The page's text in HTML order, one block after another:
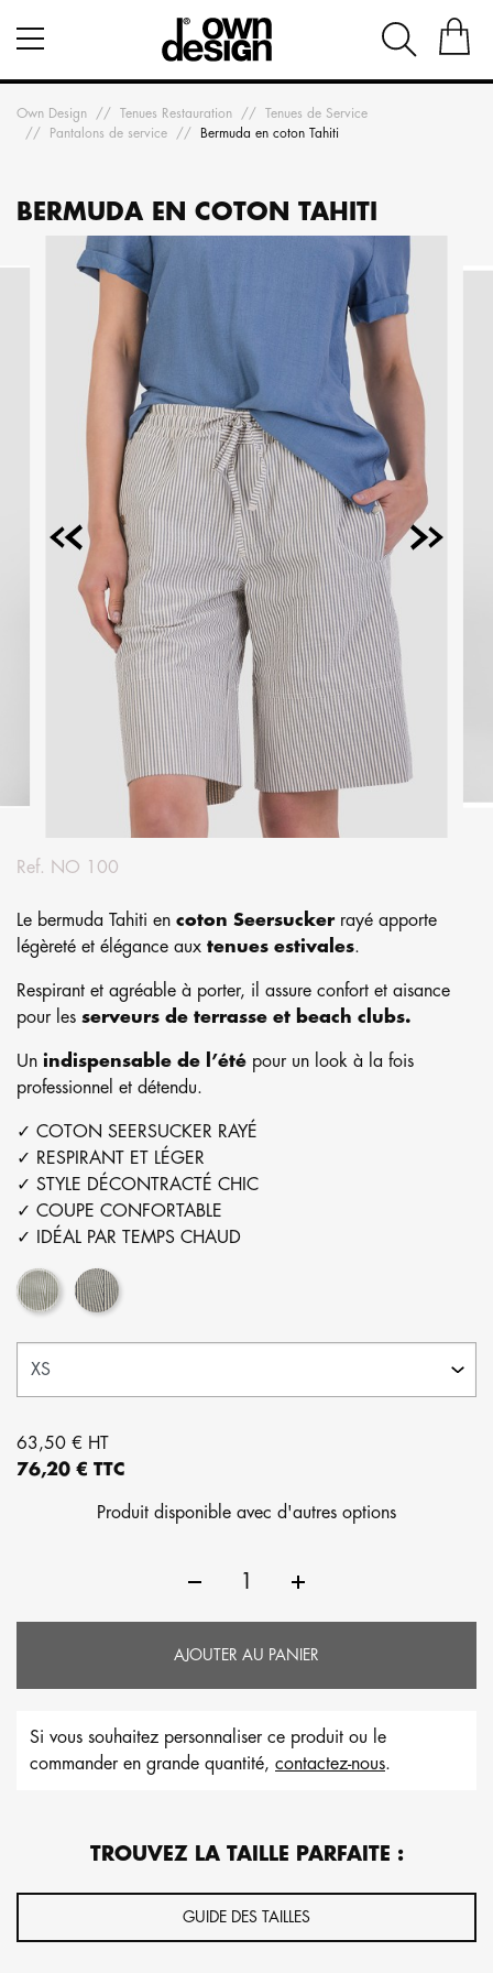
Own Design Tenues Restauration
Tenues de Service
Pantalons de service
Bermuda en coton Tahiti
BERMUDA EN COTON TAHITI
Ref. NO 100
Le bermuda Tahiti en coton Seersuckerrayé apporte
légèreté et élégance aux tenues estivales.
Respirant et agréable à porter, il assure confort et aisance
pour les serveurs de terrasse et beach clubs.
Un indispensable de l’été pour un look à la fois
professionnel et détendu.
✓ COTON SEERSUCKER RAYÉ
✓ RESPIRANT ET LÉGER
✓ STYLE DÉCONTRACTÉ CHIC
✓ COUPE CONFORTABLE
✓ IDÉAL PAR TEMPS CHAUD
Rayure verte Seersucker
Rayure bleue Seersucker
63,50 € HT
76,20 € TTC
Produit disponible avec d'autres options
AJOUTER AU PANIER
Si vous souhaitez personnaliser ce produit ou le
commander en grande quantité, contactez-nous.
TROUVEZ LA TAILLE PARFAITE :
GUIDE DES TAILLES